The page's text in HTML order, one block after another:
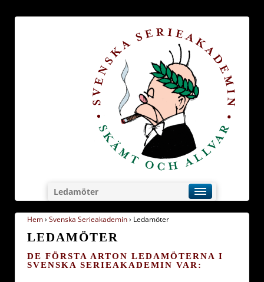
Ledamöter
Hem› Svenska Serieakademin› Ledamöter
LEDAMÖTER
DE FÖRSTA ARTON LEDAMÖTERNA I
SVENSKA SERIEAKADEMIN VAR: